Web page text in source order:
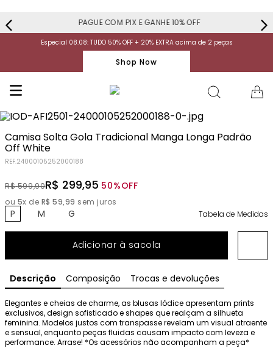
PAGUE COM PIX E GANHE 10% OFF
Especial 08.08: TUDO 50% OFF + 20% EXTRA acima de 2 peças
Shop Now
Camisa Solta Gola Tradicional Manga Longa Padrão
Off White
REF.24000105252000188
R$ 599,90R$ 299,95 50%OFF
ou 5x de R$ 59,99 sem juros
P M G Tabela de Medidas
Adicionar à sacola
Descrição Composição Trocas e devoluções
Elegantes e cheias de charme, as blusas Iódice apresentam prints
exclusivos, design sofisticado e shapes que realçam a silhueta
feminina. Modelos justos com transpasse revelam um visual atraente
e sensual, enquanto peças fluidas causam impacto com leveza e
performance. Arrase! *Os acessórios não acompanham a peça*